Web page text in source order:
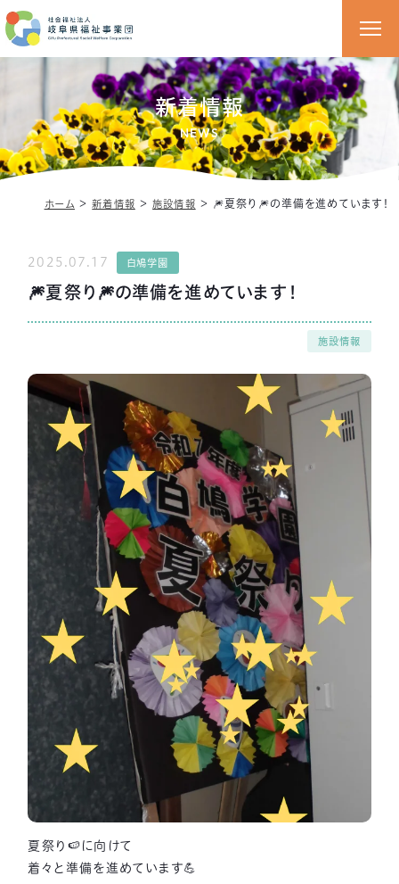
新着情報
NEWS
ホーム ＞新着情報 ＞施設情報 ＞ 🎆夏祭り🎆の準備を進めています！
2025.07.17 白鳩学園
🎆夏祭り🎆の準備を進めています！
施設情報
夏祭り🍉に向けて
着々と準備を進めています💪